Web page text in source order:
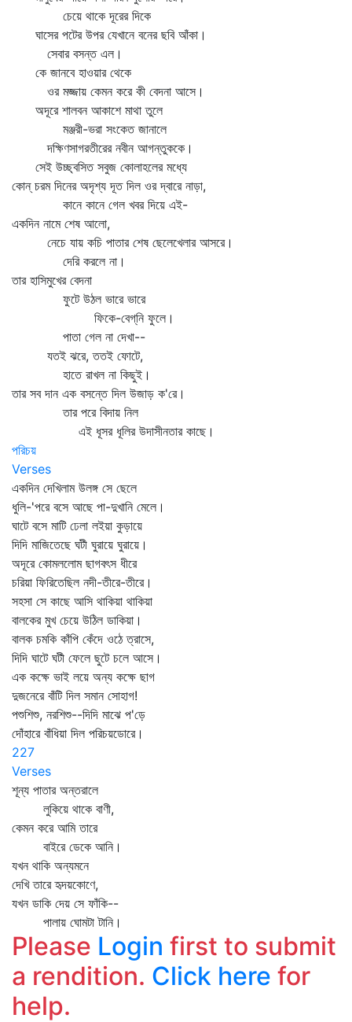
চেয়ে থাকে দূরের দিকে
ঘাসের পটের উপর যেখানে বনের ছবি আঁকা।
সেবার বসন্ত এল।
কে জানবে হাওয়ার থেকে
ওর মজ্জায় কেমন করে কী বেদনা আসে।
অদূরে শালবন আকাশে মাথা তুলে
মঞ্জরী-ভরা সংকেত জানালে
দক্ষিণসাগরতীরের নবীন আগন্তুককে।
সেই উচ্ছ্বসিত সবুজ কোলাহলের মধ্যে
কোন্‌ চরম দিনের অদৃশ্য দূত দিল ওর দ্বারে নাড়া,
কানে কানে গেল খবর দিয়ে এই-
একদিন নামে শেষ আলো,
নেচে যায় কচি পাতার শেষ ছেলেখেলার আসরে।
দেরি করলে না।
তার হাসিমুখের বেদনা
ফুটে উঠল ভারে ভারে
ফিকে-বেগ্‌নি ফুলে।
পাতা গেল না দেখা--
যতই ঝরে, ততই ফোটে,
হাতে রাখল না কিছুই।
তার সব দান এক বসন্তে দিল উজাড় ক'রে।
তার পরে বিদায় নিল
এই ধূসর ধূলির উদাসীনতার কাছে।
পরিচয়
Verses
একদিন দেখিলাম উলঙ্গ সে ছেলে
ধুলি-'পরে বসে আছে পা-দুখানি মেলে।
ঘাটে বসে মাটি ঢেলা লইয়া কুড়ায়ে
দিদি মাজিতেছে ঘটী ঘুরায়ে ঘুরায়ে।
অদূরে কোমললোম ছাগবৎস ধীরে
চরিয়া ফিরিতেছিল নদী-তীরে-তীরে।
সহসা সে কাছে আসি থাকিয়া থাকিয়া
বালকের মুখ চেয়ে উঠিল ডাকিয়া।
বালক চমকি কাঁপি কেঁদে ওঠে ত্রাসে,
দিদি ঘাটে ঘটী ফেলে ছুটে চলে আসে।
এক কক্ষে ভাই লয়ে অন্য কক্ষে ছাগ
দুজনেরে বাঁটি দিল সমান সোহাগ!
পশুশিশু, নরশিশু--দিদি মাঝে প'ড়ে
দোঁহারে বাঁধিয়া দিল পরিচয়ডোরে।
227
Verses
শূন্য পাতার অন্তরালে
লুকিয়ে থাকে বাণী,
কেমন করে আমি তারে
বাইরে ডেকে আনি।
যখন থাকি অন্যমনে
দেখি তারে হৃদয়কোণে,
যখন ডাকি দেয় সে ফাঁকি--
পালায় ঘোমটা টানি।
Please Login first to submit
a rendition. Click here for
help.